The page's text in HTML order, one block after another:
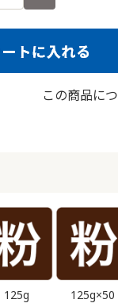
この商品に
125g 125g×50